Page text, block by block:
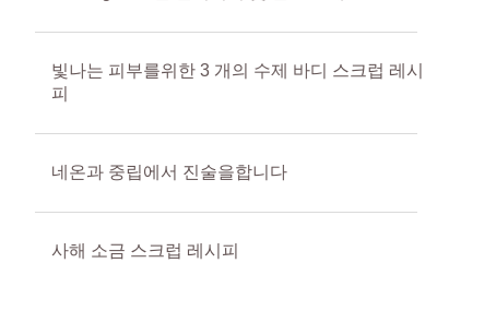
빛나는 피부를위한 3 개의 수제 바디 스크럽 레시
피
네온과 중립에서 진술을합니다
사해 소금 스크럽 레시피